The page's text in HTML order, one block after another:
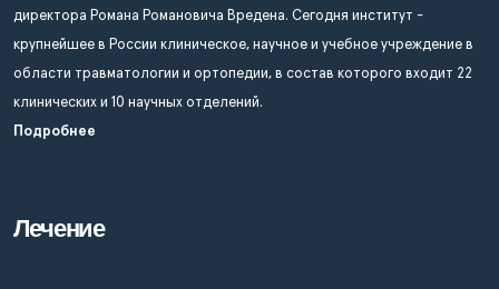
директора Романа Романовича Вредена. Сегодня институт -
крупнейшее в России клиническое, научное и учебное учреждение в
области травматологии и ортопедии, в состав которого входит 22
клинических и 10 научных отделений.
Подробнее
Лечение